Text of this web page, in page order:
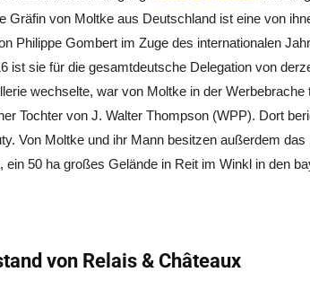
Gräfin von Moltke aus Deutschland ist eine von
Philippe Gombert im Zuge des internationalen
ist sie für die gesamtdeutsche Delegation von
wechselte, war von Moltke in der Werbebrache
Tochter von J. Walter Thompson (WPP). Dort
Von Moltke und ihr Mann besitzen außerdem
ein 50 ha großes Gelände in Reit im Winkl in den
von Relais & Châteaux